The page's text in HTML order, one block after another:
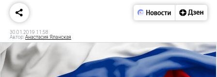
30.01.2019 11:58
Автор:Анастасия Яланская